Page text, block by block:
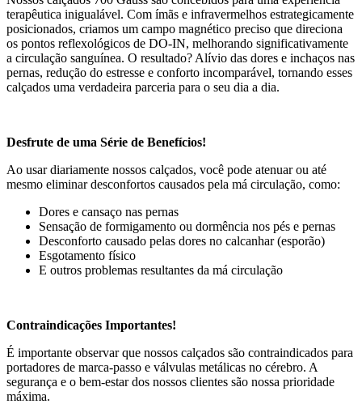
terapêutica inigualável. Com ímãs e infravermelhos estrategicamente
posicionados, criamos um campo magnético preciso que direciona
os pontos reflexológicos de DO-IN, melhorando significativamente
a circulação sanguínea. O resultado? Alívio das dores e inchaços nas
pernas, redução do estresse e conforto incomparável, tornando esses
calçados uma verdadeira parceria para o seu dia a dia.
Desfrute de uma Série de Benefícios!
Ao usar diariamente nossos calçados, você pode atenuar ou até
mesmo eliminar desconfortos causados pela má circulação, como:
Dores e cansaço nas pernas
Sensação de formigamento ou dormência nos pés e pernas
Desconforto causado pelas dores no calcanhar (esporão)
Esgotamento físico
E outros problemas resultantes da má circulação
Contraindicações Importantes!
É importante observar que nossos calçados são contraindicados para
portadores de marca-passo e válvulas metálicas no cérebro. A
segurança e o bem-estar dos nossos clientes são nossa prioridade
máxima.